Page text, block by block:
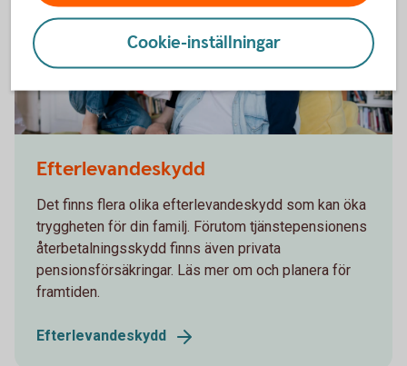
Efterlevandeskydd
Det finns flera olika efterlevandeskydd som kan öka
tryggheten för din familj. Förutom tjänstepensionens
återbetalningsskydd finns även privata
pensionsförsäkringar. Läs mer om och planera för
framtiden.
Efterlevandeskydd
Cookie-inställningar